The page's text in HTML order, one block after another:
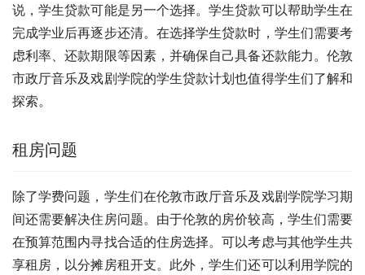
说，学生贷款可能是另一个选择。学生贷款可以帮助学生在
完成学业后再逐步还清。在选择学生贷款时，学生们需要考
虑利率、还款期限等因素，并确保自己具备还款能力。伦敦
市政厅音乐及戏剧学院的学生贷款计划也值得学生们了解和
探索。
租房问题
除了学费问题，学生们在伦敦市政厅音乐及戏剧学院学习期
间还需要解决住房问题。由于伦敦的房价较高，学生们需要
在预算范围内寻找合适的住房选择。可以考虑与其他学生共
享租房，以分摊房租开支。此外，学生们还可以利用学院的